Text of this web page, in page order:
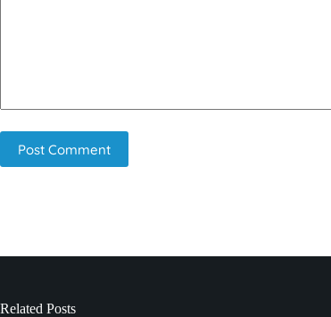
Post Comment
Related Posts